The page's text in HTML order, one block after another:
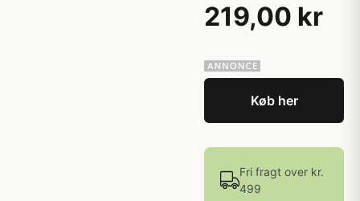
219,00 kr
Køb her
Fri fragt over kr.
499